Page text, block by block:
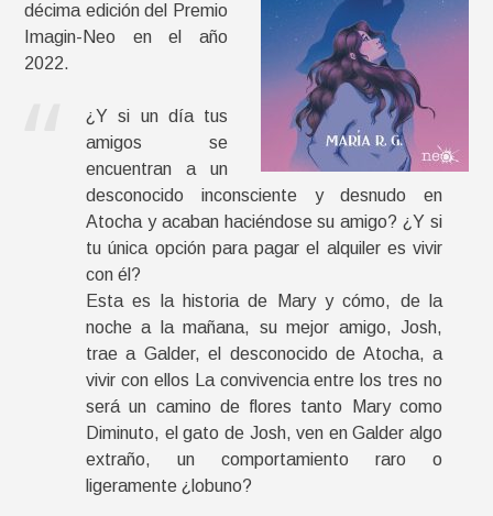
décima edición del Premio
Imagin-Neo en el año
2022.
¿Y si un día tus
amigos se
encuentran a un
desconocido inconsciente y desnudo en
Atocha y acaban haciéndose su amigo? ¿Y si
tu única opción para pagar el alquiler es vivir
con él?
Esta es la historia de Mary y cómo, de la
noche a la mañana, su mejor amigo, Josh,
trae a Galder, el desconocido de Atocha, a
vivir con ellos La convivencia entre los tres no
será un camino de flores tanto Mary como
Diminuto, el gato de Josh, ven en Galder algo
extraño, un comportamiento raro o
ligeramente ¿lobuno?